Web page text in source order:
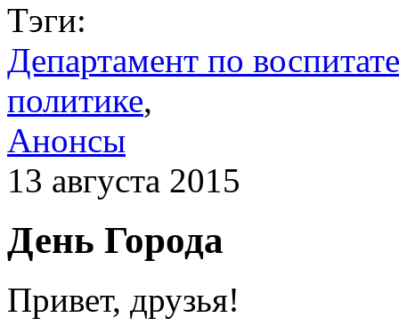
Тэги:
Департамент по
политике,
Анонсы
13 августа 2015
День Города
Привет, друзья!